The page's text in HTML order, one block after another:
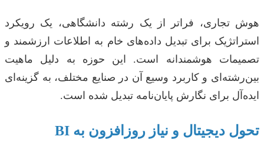
هوش تجاری، فراتر از یک رشته دانشگاهی، یک رویکرد
استراتژیک برای تبدیل داده‌های خام به اطلاعات ارزشمند و
تصمیمات هوشمندانه است. این حوزه به دلیل ماهیت
بین‌رشته‌ای و کاربرد وسیع آن در صنایع مختلف، به گزینه‌ای
ایده‌آل برای نگارش پایان‌نامه تبدیل شده است.
تحول دیجیتال و نیاز روزافزون به BI